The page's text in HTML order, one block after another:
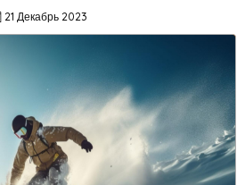
21 Декабрь 2023